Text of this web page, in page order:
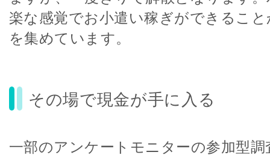
楽な感覚でお小遣い稼ぎができるこ
を集めています。
その場で現金が手に入る
一部のアンケートモニターの参加型